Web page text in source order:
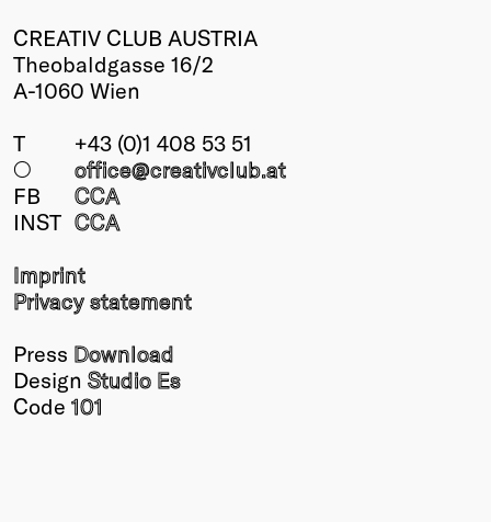
CREATIV CLUB AUSTRIA
Theobaldgasse 16/2
A-1060 Wien
T
+43 (0)1 408 53 51
○
office@creativclub.at
FB
CCA
INST CCA
Imprint
Privacy statement
Press Download
Design Studio Es
Code 101